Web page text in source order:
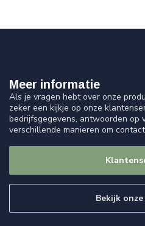
Meer informatie
Als je vragen hebt over onze
zeker een kijkje op onze
bedrijfsgegevens, antwoorden op
verschillende manieren om
Bekijk